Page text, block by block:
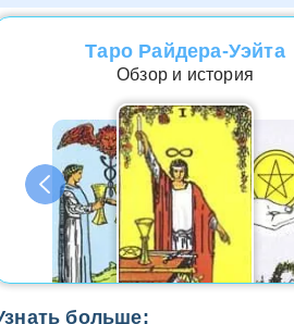
Таро Райдера-Уэйта
Обзор и история
больше: